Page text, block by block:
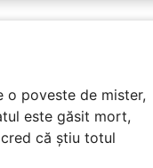
o poveste de mister,
este găsit mort,
că știu totul